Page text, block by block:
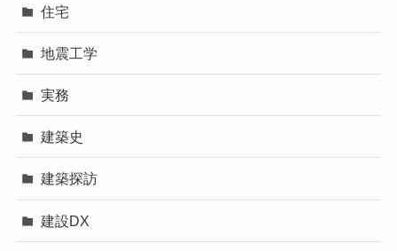
住宅
地震工学
実務
建築史
建築探訪
建設DX